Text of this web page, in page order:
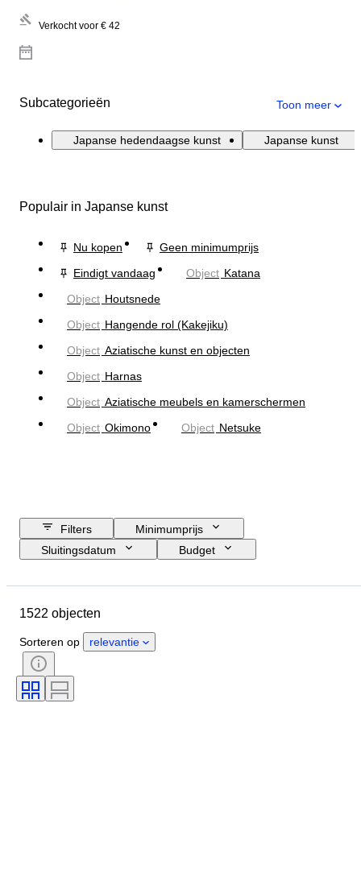
Verkocht voor € 42
Subcategorieën Toon meer
Japanse hedendaagse kunst Japanse kunst
Populair in Japanse kunst
Nu kopen
Geen minimumprijs
Eindigt vandaag
Object Katana
Object Houtsnede
Object Hangende rol (Kakejiku)
Object Aziatische kunst en objecten
Object Harnas
Object Aziatische meubels en kamerschermen
Object Okimono Object Netsuke
Filters
Minimumprijs
Sluitingsdatum
Budget
Materiaal
Onderwerp
Techniek
Handtekening
Oplage
Era
1522 objecten
Sorteren op relevantie